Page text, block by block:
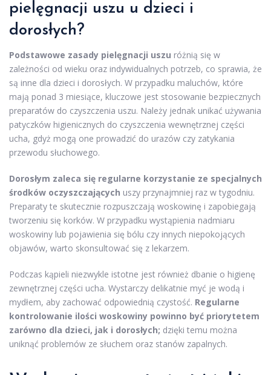
pielęgnacji uszu u dzieci i
dorosłych?
Podstawowe zasady pielęgnacji uszu różnią się w
zależności od wieku oraz indywidualnych potrzeb, co sprawia, że
są inne dla dzieci i dorosłych. W przypadku maluchów, które
mają ponad 3 miesiące, kluczowe jest stosowanie bezpiecznych
preparatów do czyszczenia uszu. Należy jednak unikać używania
patyczków higienicznych do czyszczenia wewnętrznej części
ucha, gdyż mogą one prowadzić do urazów czy zatykania
przewodu słuchowego.
Dorosłym zaleca się regularne korzystanie ze specjalnych
środków oczyszczających uszy przynajmniej raz w tygodniu.
Preparaty te skutecznie rozpuszczają woskowinę i zapobiegają
tworzeniu się korków. W przypadku wystąpienia nadmiaru
woskowiny lub pojawienia się bólu czy innych niepokojących
objawów, warto skonsultować się z lekarzem.
Podczas kąpieli niezwykle istotne jest również dbanie o higienę
zewnętrznej części ucha. Wystarczy delikatnie myć je wodą i
mydłem, aby zachować odpowiednią czystość. Regularne
kontrolowanie ilości woskowiny powinno być priorytetem
zarówno dla dzieci, jak i dorosłych; dzięki temu można
uniknąć problemów ze słuchem oraz stanów zapalnych.